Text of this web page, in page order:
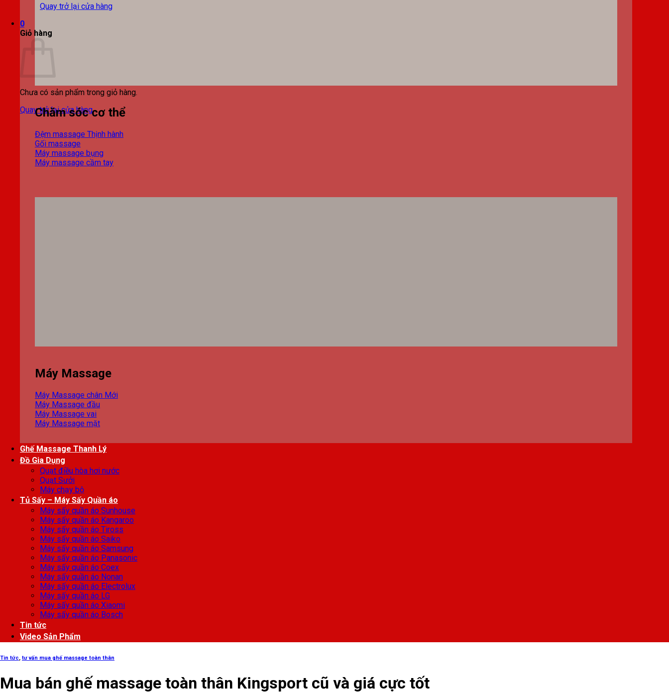
Quay trở lại cửa hàng
0
Giỏ hàng
Chưa có sản phẩm trong giỏ hàng.
Quay trở lại cửa hàng
Chăm sóc cơ thể
Đệm massage
Gối massage
Máy massage bụng
Máy massage cầm tay
Máy Massage
Máy Massage chân
Máy Massage đầu
Máy Massage vai
Máy Massage mặt
Ghế Massage Thanh Lý
Đồ Gia Dụng
Quạt điều hòa hơi nước
Quạt Sưởi
Máy chạy bộ
Tủ Sấy – Máy Sấy Quần áo
Máy sấy quần áo Sunhouse
Máy sấy quần áo Kangaroo
Máy sấy quần áo Tiross
Máy sấy quần áo Saiko
Máy sấy quần áo Samsung
Máy sấy quần áo Panasonic
Máy sấy quần áo Coex
Máy sấy quần áo Nonan
Máy sấy quần áo Electrolux
Máy sấy quần áo LG
Máy sấy quần áo Xiaomi
Máy sấy quần áo Bosch
Tin tức
Video Sản Phẩm
Tin tức tư vấn mua ghế massage toàn thân
Mua bán ghế massage toàn thân Kingsport cũ và giá cực tốt